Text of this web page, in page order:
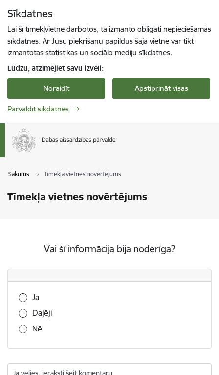
Sīkdatnes
Lai šī tīmekļvietne darbotos, tā izmanto obligāti nepieciešamās
sīkdatnes. Ar Jūsu piekrišanu papildus šajā vietnē var tikt
izmantotas statistikas un sociālo mediju sīkdatnes.
Lūdzu, atzīmējiet savu izvēli:
Noraidīt Apstiprināt visas
Pārvaldīt sīkdatnes
Sākums Tīmekļa vietnes novērtējums
Tīmekļa vietnes novērtējums
Vai šī informācija bija noderīga?
Vai šī informācija bija noderīga?
Jā
Daļēji
Nē
Ja vēlies, ieraksti šeit komentāru